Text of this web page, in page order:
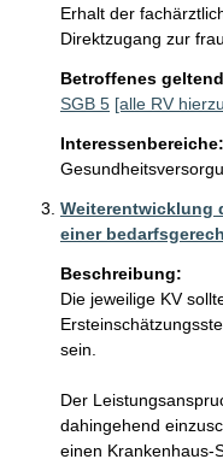
Erhalt der
Direktzugang zur
Betroffenes
SGB 5 [alle RV
Interessenbereiche:
Weiterentwicklung
einer
Beschreibung:
Die jeweilige KV
sein.
Der
dahingehend
einen Krankenhaus-